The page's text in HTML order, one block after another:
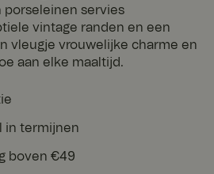
porseleinen servies
vintage randen en een
vleugje vrouwelijke charme en
aan elke maaltijd.
in termijnen
boven €49